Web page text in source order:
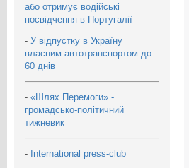
або отримує водійські
посвідчення в Португалії
- У відпустку в Україну
власним автотранспортом до
60 днів
- «Шлях Перемоги» -
громадсько-політичний
тижневик
- International press-club